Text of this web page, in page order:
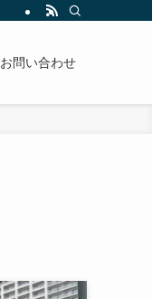
お問い合わせ